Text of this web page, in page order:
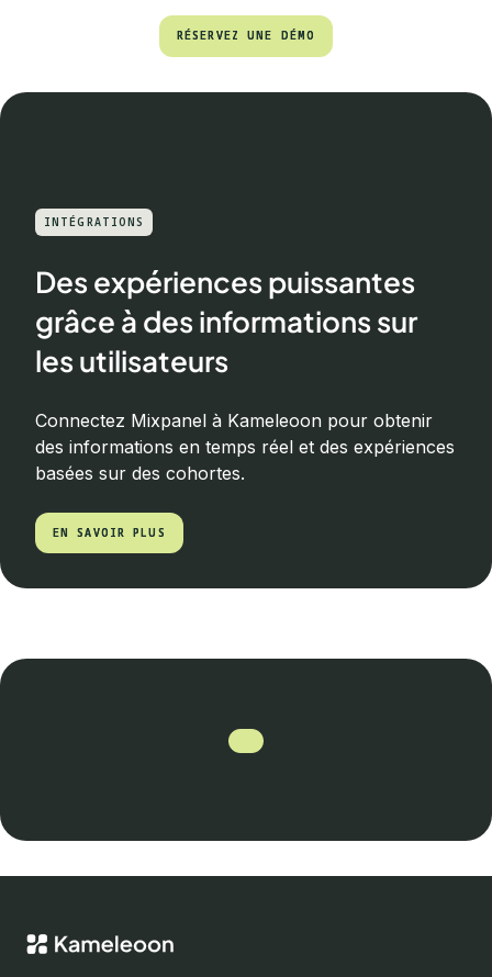
RÉSERVEZ UNE DÉMO
RÉSERVEZ UNE DÉMO
INTÉGRATIONS
Des expériences puissantes
grâce à des informations sur
les utilisateurs
Connectez Mixpanel à Kameleoon pour obtenir
des informations en temps réel et des expériences
basées sur des cohortes.
EN SAVOIR PLUS
EN SAVOIR PLUS